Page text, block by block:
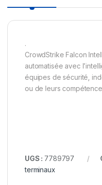
.
CrowdStrike Falcon
automatisée avec
équipes de sécurité,
ou de leurs
UGS : 7789797
terminaux